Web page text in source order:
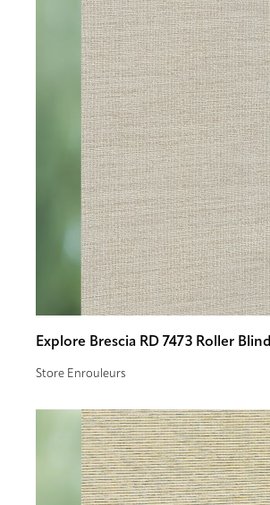
Explore Brescia RD 7473 Roller Blind
Store Enrouleurs